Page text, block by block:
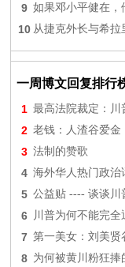
9 如果邓小平健在，
10 从捷克外长与希拉
一周博文回复排行
1 最高法院裁定：川
2 老钱：人渣谷爱金
3 法制的赞歌
4 海外华人热门政治
5 公益贴 ---- 谈谈川
6 川普为何不能完全
7 第一美女：刘美贤
8 为何被黄川粉狂捧